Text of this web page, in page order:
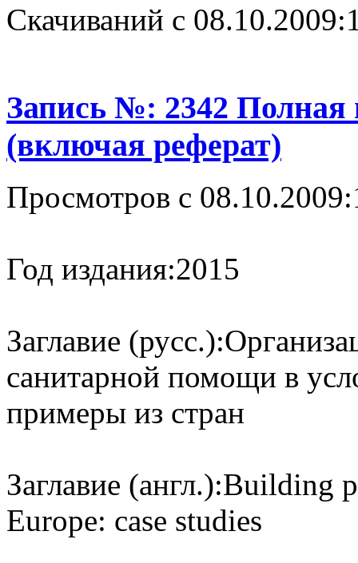
Cкачиваний с 08.10.2009:
Запись №: 2342 Полная
(включая реферат)
Просмотров с 08.10.2009:
Год издания:2015
Заглавие (русс.):
санитарной помощи в
примеры из стран
Заглавие (англ.):Building
Europe: case studies